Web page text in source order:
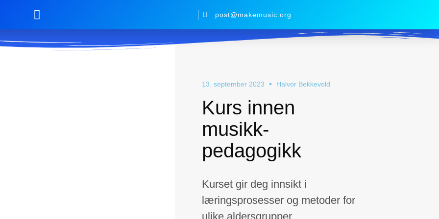
post@makemusic.org
13. september 2023 Halvor Bekkevold
Kurs innen
musikk-
pedagogikk
Kurset gir deg innsikt i
læringsprosesser og metoder for
ulike aldersgrupper